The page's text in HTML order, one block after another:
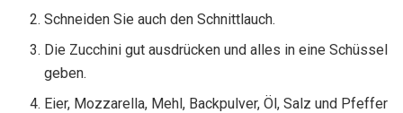
Schneiden Sie auch den Schnittlauch.
Die Zucchini gut ausdrücken und alles in eine Schüssel
geben.
Eier, Mozzarella, Mehl, Backpulver, Öl, Salz und Pfeffer